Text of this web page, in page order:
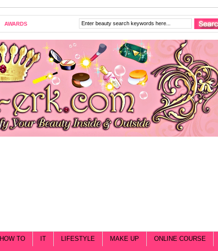
AWARDS
HOW TO IT LIFESTYLE MAKE UP
ONLINE COURSE